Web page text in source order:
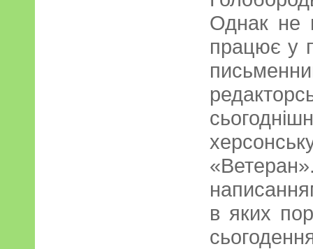
Однак не
працює у
в яких